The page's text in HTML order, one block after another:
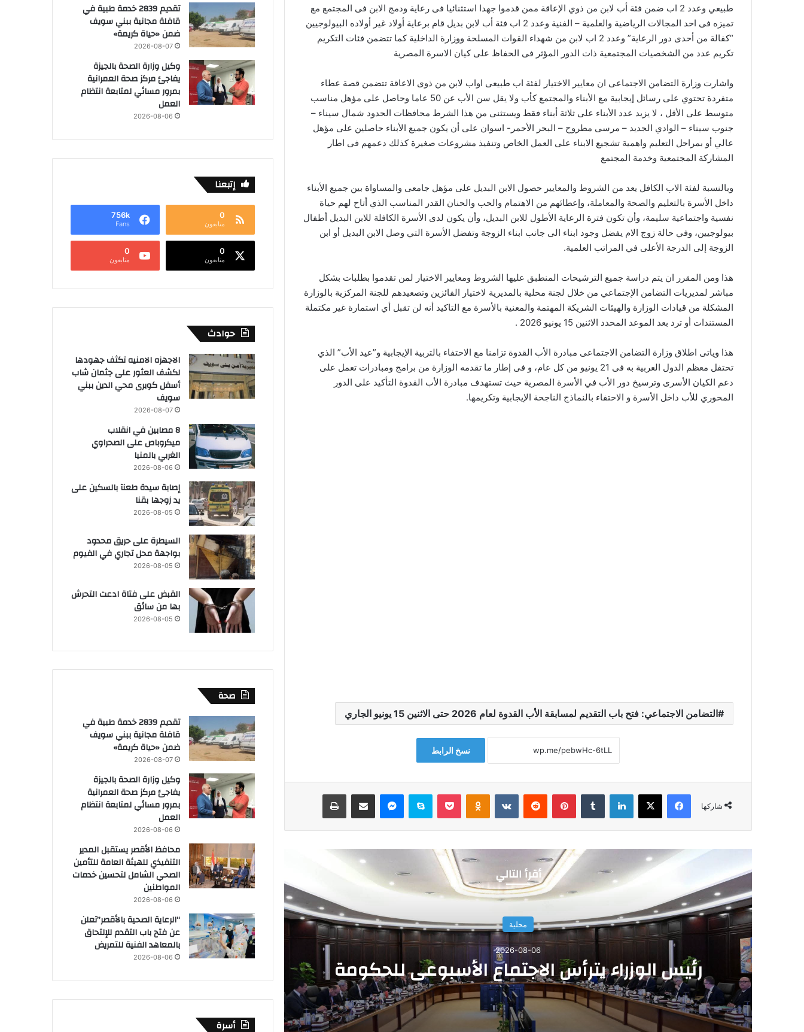
طبيعي وعدد 2 اب ضمن فئة أب لابن من ذوي الإعاقة ممن قدموا جهدا استثنائيا فى رعاية ودمج الابن فى المجتمع مع
تميزه فى احد المجالات الرياضية والعلمية – الفنية وعدد 2 اب فئة أب لابن بديل قام برعاية أولاد غير أولاده البيولوجيين
“كفالة من أحدى دور الرعاية” وعدد 2 اب لابن من شهداء القوات المسلحة ووزارة الداخلية كما تتضمن فئات التكريم
تكريم عدد من الشخصيات المجتمعية ذات الدور المؤثر فى الحفاظ على كيان الاسرة المصرية
واشارت وزارة التضامن الاجتماعى ان معايير الاختيار لفئة اب طبيعى اواب لابن من ذوى الاعاقة تتضمن قصة عطاء
متفردة تحتوي على رسائل إيجابية مع الأبناء والمجتمع كأب ولا يقل سن الأب عن 50 عاما وحاصل على مؤهل مناسب
متوسط على الأقل ، لا يزيد عدد الأبناء على ثلاثة أبناء فقط ويستثنى من هذا الشرط محافظات الحدود شمال سيناء –
جنوب سيناء – الوادي الجديد – مرسى مطروح – البحر الأحمر- اسوان على أن يكون جميع الأبناء حاصلين على مؤهل
عالي أو بمراحل التعليم واهمية تشجيع الابناء على العمل الخاص وتنفيذ مشروعات صغيرة كذلك دعمهم فى اطار
المشاركة المجتمعية وخدمة المجتمع
وبالنسبة لفئة الاب الكافل يعد من الشروط والمعايير حصول الابن البديل على مؤهل جامعى والمساواة بين جميع الأبناء
داخل الأسرة بالتعليم والصحة والمعاملة، وإعطائهم من الاهتمام والحب والحنان القدر المناسب الذي أتاح لهم حياة
نفسية واجتماعية سليمة، وأن تكون فترة الرعاية الأطول للابن البديل، وأن يكون لدى الأسرة الكافلة للابن البديل أطفال
بيولوجيين، وفي حالة زوج الام يفضل وجود ابناء الى جانب ابناء الزوجة وتفضل الأسرة التي وصل الابن البديل أو ابن
الزوجة إلى الدرجة الأعلى في المراتب العلمية.
هذا ومن المقرر ان يتم دراسة جميع الترشيحات المنطبق عليها الشروط ومعايير الاختيار لمن تقدموا بطلبات بشكل
مباشر لمديريات التضامن الإجتماعي من خلال لجنة محلية بالمديرية لاختيار الفائزين وتصعيدهم للجنة المركزية بالوزارة
المشكلة من قيادات الوزارة والهيئات الشريكة المهتمة والمعنية بالأسرة مع التاكيد أنه لن تقبل أي استمارة غير مكتملة
المستندات أو ترد بعد الموعد المحدد الاثنين 15 يونيو 2026 .
هذا وياتى اطلاق وزارة التضامن الاجتماعى مبادرة الأب القدوة تزامنا مع الاحتفاء بالتربية الإيجابية و”عيد الأب” الذي
تحتفل معظم الدول العربية به فى 21 يونيو من كل عام، و فى إطار ما تقدمه الوزارة من برامج ومبادرات تعمل على
دعم الكيان الأسرى وترسيخ دور الأب في الأسرة المصرية حيث تستهدف مبادرة الأب القدوة التأكيد على الدور
المحوري للأب داخل الأسرة و الاحتفاء بالنماذج الناجحة الإيجابية وتكريمها.
التضامن الاجتماعي: فتح باب التقديم لمسابقة الأب القدوة لعام 2026 حتى الاثنين 15 يونيو الجاري
نسخ الرابط
شاركها
فيسبوك لينكدإن بينتيريست سكايب
أقرأ التالي
محلية
2026-08-06
رئيس الوزراء يترأس الاجتماع الأسبوعي للحكومة
تقديم 2839 خدمة طبية في
قافلة مجانية ببني سويف
ضمن «حياة كريمة»
2026-08-07
وكيل وزارة الصحة بالجيزة
يفاجئ مركز صحة العمرانية
بمرور مسائي لمتابعة انتظام
العمل
2026-08-06
إتبعنا
0
متابعون
756k
Fans
0
متابعون
0
متابعون
حوادث
الاجهزه الامنيه تكثف جهودها
لكشف العثور على جثمان شاب
أسفل كوبرى محي الدين ببني
سويف
2026-08-07
8 مصابين في انقلاب
ميكروباص على الصحراوي
الغربي بالمنيا
2026-08-06
إصابة سيدة طعنآ بالسكين على
يد زوجها بقنا
2026-08-05
السيطرة على حريق محدود
بواجهة محل تجاري في الفيوم
2026-08-05
القبض على فتاة ادعت التحرش
بها من سائق
2026-08-05
صحة
تقديم 2839 خدمة طبية في
قافلة مجانية ببني سويف
ضمن «حياة كريمة»
2026-08-07
وكيل وزارة الصحة بالجيزة
يفاجئ مركز صحة العمرانية
بمرور مسائي لمتابعة انتظام
العمل
2026-08-06
محافظ الأقصر يستقبل المدير
التنفيذي للهيئة العامة للتأمين
الصحي الشامل لتحسين خدمات
المواطنين
2026-08-06
“الرعاية الصحية بالأقصر”تعلن
عن فتح باب التقدم للإلتحاق
بالمعاهد الفنية للتمريض
2026-08-06
أسرة